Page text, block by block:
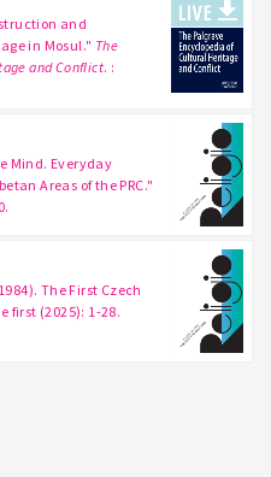
and
in Mosul." The
and Conflict. :
Mind. Everyday
Areas of the PRC."
The First Czech
first (2025): 1-28.